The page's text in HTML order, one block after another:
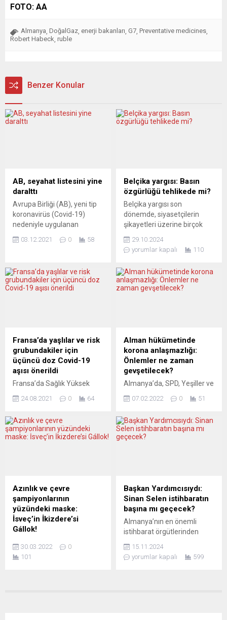
FOTO: AA
Almanya DoğalGaz enerji bakanları G7 Preventative medicines
Robert Habeck ruble
Benzer Konular
AB, seyahat listesini yine
daralttı
Avrupa Birliği (AB), yeni tip
koronavirüs (Covid-19)
nedeniyle uygulanan
muaf tutulabilecek ülkeler
Konseyi’nden yapılan
açıklamaya göre, AB
tavsiye edildiği ülkeleri
içeren liste güncellendi. Son
güncellemeyle AB ülkeleri,
Arjantin, Avustralya,...
03.12.2021 0 58
Belçika yargısı: Basın
özgürlüğü tehlikede mi?
Belçika yargısı son
dönemde, siyasetçilerin
şikayetleri üzerine birçok
Gazetecilere yönelik
başlatılan ve SLAPP davaları
Stratejik Dava) olarak bilinen
hukuki girişimler, ülkedeki
Belgique, bu eğilimin
tehlikeli olduğuna dikkat
çekiyor: “Bu yargısallaşma
29.10.2024
yorumlar kapalı
110
Fransa’da yaşlılar ve risk
grubundakiler için
üçüncü doz Covid-19
aşısı önerildi
Fransa’da Sağlık Yüksek
ile risk grubunda olan kişiler
(Covid-19) aşısı önerisinde
bulundu. HAS’tan yapılan
aşısı yapılması görüşünü
resmi olarak gerekli
mercilere ilettiği belirtildi. Bu
dozun...
24.08.2021 0 64
Alman hükümetinde
korona anlaşmazlığı:
Önlemler ne zaman
gevşetilecek?
Almanya’da, SPD, Yeşiller ve
hükümeti korona
kaldırılmaması konusunda
anlaşamadı. Federal
federal hükümet korona
politikasında anlaşmazlık
yaşıyor. Başbakan Olaf
Scholz (SPD) ile Başbakan
Yardımcısı Robert Habeck
(Yeşiller) gevşeme için
zamanın henüz erken
olduğu görüşünü taşırken,...
07.02.2022 0 51
Azınlık ve çevre
şampiyonlarının
yüzündeki maske:
İsveç’in İkizdere’si
Gállok!
düşmanca karar alanlar aynı
zamanda “yeşil sanayi
30.03.2022
0
101
Başkan Yardımcısıydı:
Sinan Selen istihbaratın
başına mı geçecek?
Almanya’nın en önemli
istihbarat örgütlerinden
Dairesi / Bundesamt
fürVerfassungsschutz)
15.11.2024
yorumlar kapalı
599